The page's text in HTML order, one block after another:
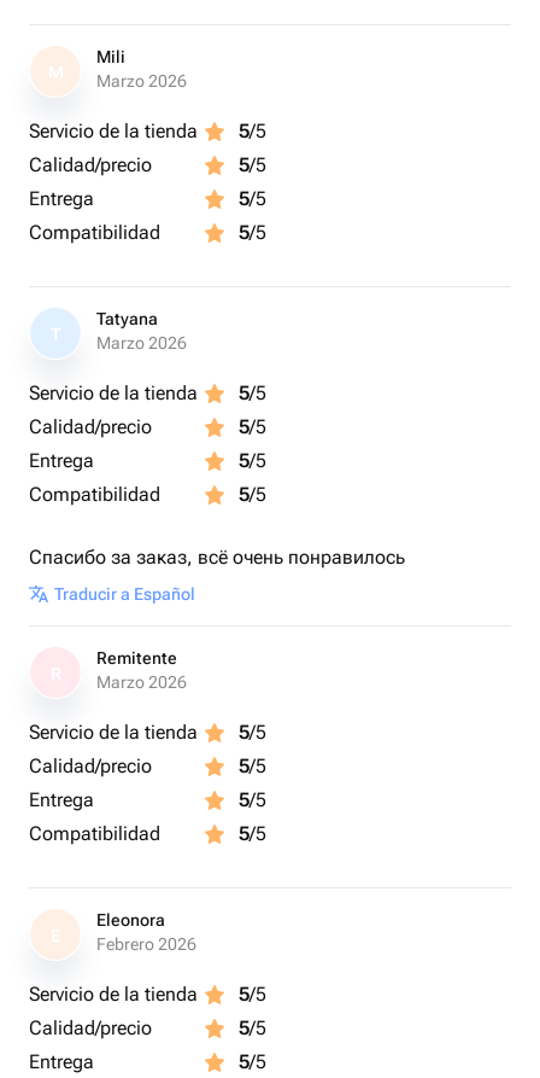
эксклюзивной. Вы не найдете аналогов!
• Практичность: Удобные крючки для ключей помогут
вам всегда находить их на месте.
морской тематике.
любителей серфинга и морских приключений!
💙 Создайте атмосферу уюта и стиля в вашей прихожей
с ключницей «Серф».
предмет — он ждет именно вас! Заказывайте сейчас и
добавьте нотку моря в ваш дом! 🌴
M
Mili
Marzo 2026
Servicio de la tienda 5/5
Calidad/precio
5/5
Entrega
5/5
Compatibilidad
5/5
T
Tatyana
Marzo 2026
Servicio de la tienda 5/5
Calidad/precio
5/5
Entrega
5/5
Compatibilidad
5/5
Спасибо за заказ, всё очень понравилось
Traducir a Español
Remitente
Marzo 2026
Servicio de la tienda 5/5
Calidad/precio
5/5
Entrega
5/5
Compatibilidad
5/5
E
Eleonora
Febrero 2026
Servicio de la tienda 5/5
Calidad/precio
5/5
Entrega
5/5